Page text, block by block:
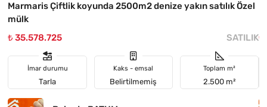
Marmaris Çiftlik koyunda 2500m2 denize yakın satılık Özel
mülk
₺ 35.578.725
SATILIK
İmar durumu
Tarla
Kaks - emsal
Belirtilmemiş
Toplam m²
2.500 m²
₺